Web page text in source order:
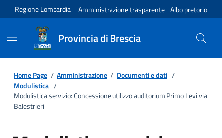
Regione Lombardia Amministrazione trasparente Albo pretorio
Provincia di Brescia
Home Page / Amministrazione / Documenti e dati /
Modulistica /
Modulistica servizio: Concessione utilizzo auditorium Primo Levi via
Balestrieri